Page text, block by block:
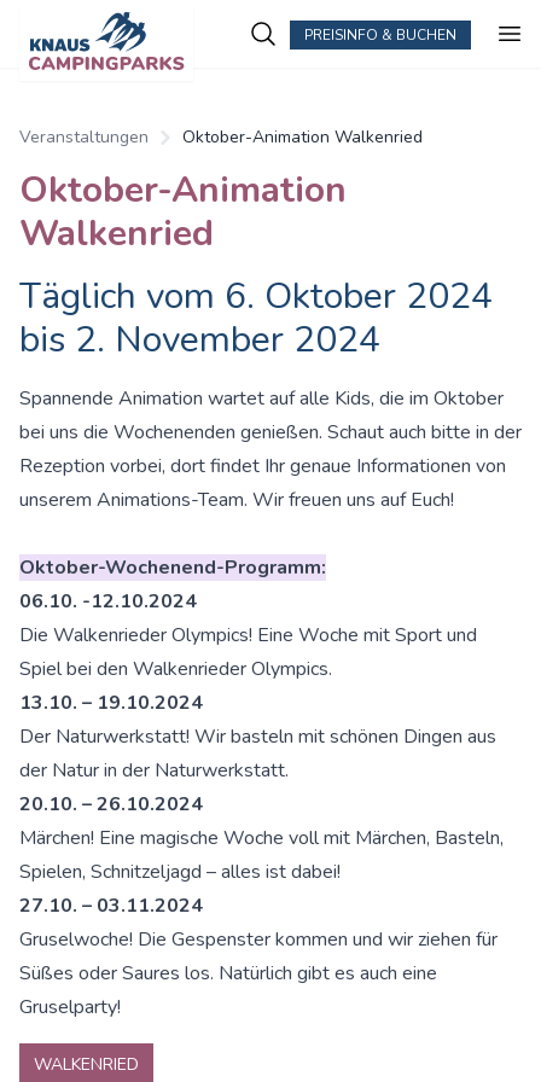
PREISINFO & BUCHEN
Veranstaltungen Oktober-Animation Walkenried
Oktober-Animation
Walkenried
Täglich vom 6. Oktober 2024
bis 2. November 2024
Spannende Animation wartet auf alle Kids, die im Oktober
bei uns die Wochenenden genießen. Schaut auch bitte in der
Rezeption vorbei, dort findet Ihr genaue Informationen von
unserem Animations-Team. Wir freuen uns auf Euch!
Oktober-Wochenend-Programm:
06.10. -12.10.2024
Die Walkenrieder Olympics! Eine Woche mit Sport und
Spiel bei den Walkenrieder Olympics.
13.10. – 19.10.2024
Der Naturwerkstatt! Wir basteln mit schönen Dingen aus
der Natur in der Naturwerkstatt.
20.10. – 26.10.2024
Märchen! Eine magische Woche voll mit Märchen, Basteln,
Spielen, Schnitzeljagd – alles ist dabei!
27.10. – 03.11.2024
Gruselwoche! Die Gespenster kommen und wir ziehen für
Süßes oder Saures los. Natürlich gibt es auch eine
Gruselparty!
WALKENRIED